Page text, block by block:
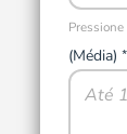
(Média) *